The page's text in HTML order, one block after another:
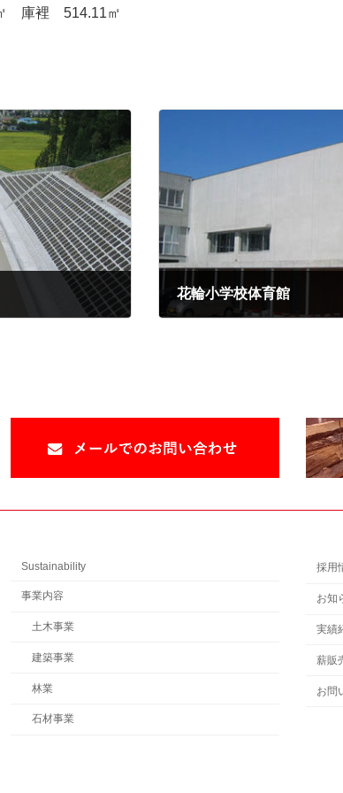
庫裡 514.11㎡
花輪小学校体育館
Sustainability
事業内容
土木事業
建築事業
林業
石材事業
採用
お知
実績
薪販
お問